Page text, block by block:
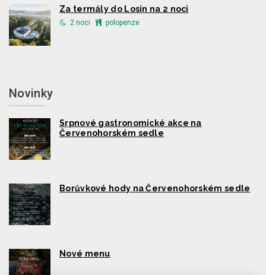
Za termály do Losin na 2 noci
2 noci polopenze
Novinky
Srpnové gastronomické akce na
Červenohorském sedle
Borůvkové hody na Červenohorském sedle
Nové menu